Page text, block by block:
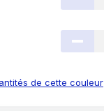
de cette couleur